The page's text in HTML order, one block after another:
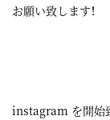
お願い致します！
instagram を開始